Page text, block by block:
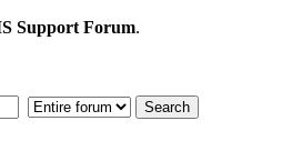
Support Forum.